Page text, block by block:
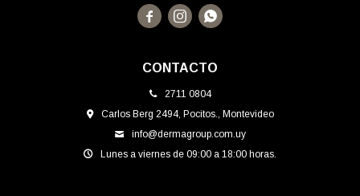
CONTACTO
2711 0804
Carlos Berg 2494, Pocitos., Montevideo
info@dermagroup.com.uy
Lunes a viernes de 09:00 a 18:00 horas.
  